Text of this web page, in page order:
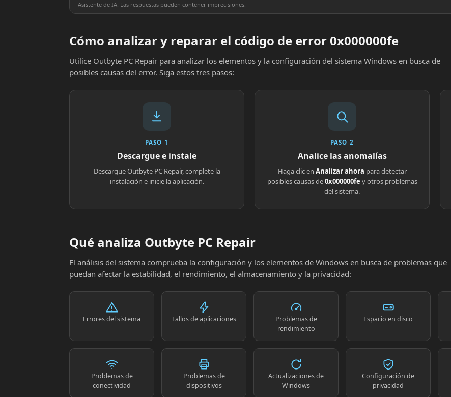
Asistente de IA. Las respuestas pueden contener imprecisiones.
Cómo analizar y reparar el código de error 0x000000fe
Utilice Outbyte PC Repair para analizar los elementos y la configuración del sistema Windows en busca de
posibles causas del error. Siga estos tres pasos:
PASO 1
Descargue e instale
Descargue Outbyte PC Repair, complete la
instalación e inicie la aplicación.
PASO 2
Analice las anomalías
Haga clic en Analizar ahora para detectar
posibles causas de0x000000fe y otros problemas
del sistema.
Qué analiza Outbyte PC Repair
El análisis del sistema comprueba la configuración y los elementos de Windows en busca de problemas que
puedan afectar la estabilidad, el rendimiento, el almacenamiento y la privacidad:
Errores del sistema Fallos de aplicaciones
Problemas de
rendimiento
Espacio en disco
Problemas de
conectividad
Problemas de
dispositivos
Actualizaciones de
Windows
Configuración de
privacidad